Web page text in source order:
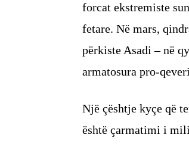
forcat ekstremiste
fetare. Në mars,
përkiste Asadi – në
armatosura pro-
Një çështje kyçe që
është çarmatimi i